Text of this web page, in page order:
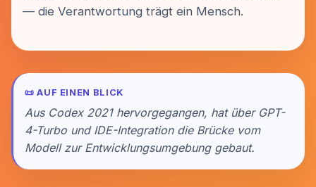
— die Verantwortung trägt ein Mensch.
📜 AUF EINEN BLICK
Aus Codex 2021 hervorgegangen, hat über GPT-
4-Turbo und IDE-Integration die Brücke vom
Modell zur Entwicklungsumgebung gebaut.